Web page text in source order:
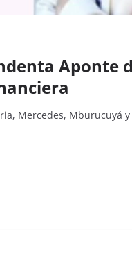
Aponte
Mercedes, Mburucuyá